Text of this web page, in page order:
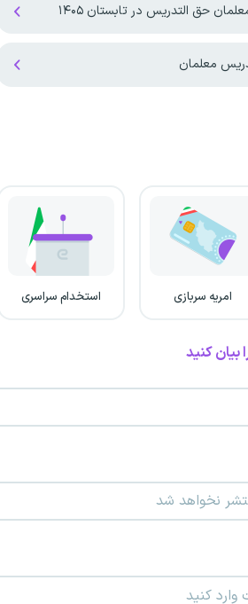
حق التدریس در تابستان ۱۴۰۵
معلمان
امریه سربازی استخدام سراسری
بیان کنید